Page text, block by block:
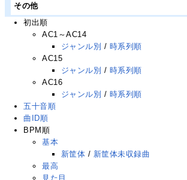
その他
初出順
AC1～AC14
ジャンル別 / 時系列順
AC15
ジャンル別 / 時系列順
AC16
ジャンル別 / 時系列順
五十音順
曲ID順
BPM順
基本
新筐体 / 新筐体未収録曲
最高
見た目